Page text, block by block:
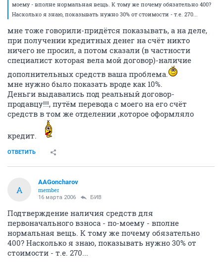
моему - вполне нормальная вещь. К тому же почему обязательно 400?
Насколько я знаю, показывать нужно 30% от стоимости - т.е. 270...
мне тоже говорили-придётся показывать, а на деле,
при получении кредитных денег на счёт никто
ничего не просил, а потом сказали (в частности
специалист которая вела мой договор)-наличие
дополнительных средств ваша проблема.
мне нужно было показать вроде как 10%.
Деньги выдавались под реальный договор-
продавцу!!!, путём перевода с моего на его счёт
средств в том же отделении ,которое оформляло
кредит.
ОТВЕТИТЬ
A
AAGoncharov
member
16 марта 2006 БИВ
Подтверждение наличия средств для
первоначального взноса - по-моему - вполне
нормальная вещь. К тому же почему обязательно
400? Насколько я знаю, показывать нужно 30% от
стоимости - т.е. 270...